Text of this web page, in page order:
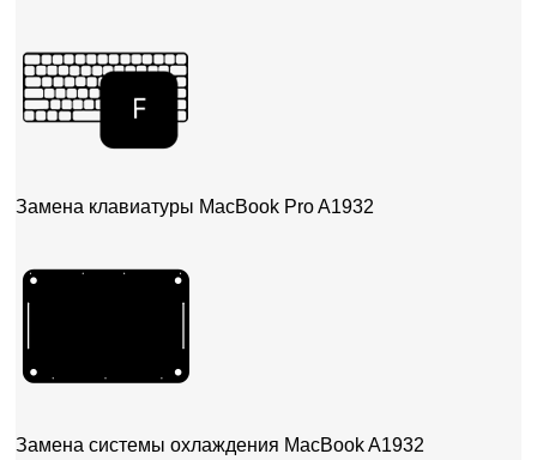
Замена клавиатуры MacBook Pro A1932
Замена системы охлаждения MacBook A1932